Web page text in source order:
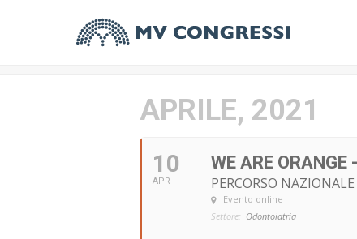
APRILE, 2021
10
APR
WE ARE
PERCORSO
Evento online
Settore: Odontoiatria